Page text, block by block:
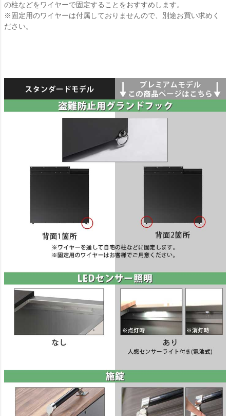
の柱などをワイヤーで固定することをおすすめします。
※固定用のワイヤーは付属しておりませんので、別途お買い求めく
ださい。